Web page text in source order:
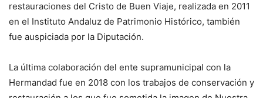
restauraciones del Cristo de Buen Viaje, realizada en 2011
en el Instituto Andaluz de Patrimonio Histórico, también
fue auspiciada por la Diputación.
La última colaboración del ente supramunicipal con la
Hermandad fue en 2018 con los trabajos de conservación y